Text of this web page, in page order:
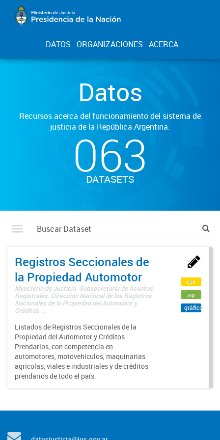
DATOS ORGANIZACIONES ACERCA
Datos
Recursos acerca del funcionamiento del sistema de
justicia de la República Argentina.
063
DATASETS
Registros Seccionales de
la Propiedad Automotor
Ministerio de Justicia. Subsecretaría de Asuntos
Registrales. Dirección Nacional de los Registros
Nacionales de la Propiedad del Automotor y
Créditos ...
Listados de Registros Seccionales de la
Propiedad del Automotor y Créditos
Prendarios, con competencia en
automotores, motovehículos, maquinarias
agrícolas, viales e industriales y de créditos
prendarios de todo el país.
csv
zip
gráfico